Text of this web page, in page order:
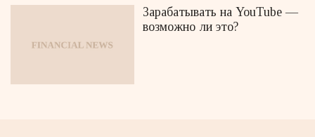
Зарабатывать на YouTube —
возможно ли это?